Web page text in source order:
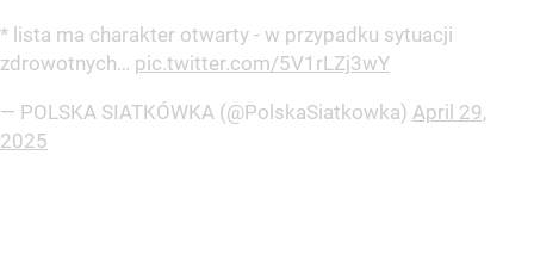
* lista ma charakter otwarty - w przypadku sytuacji
zdrowotnych… pic.twitter.com/5V1rLZj3wY
— POLSKA SIATKÓWKA (@PolskaSiatkowka) April 29,
2025